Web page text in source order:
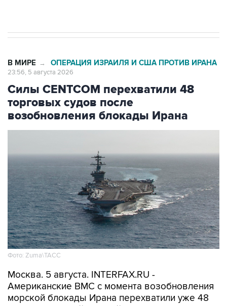
В МИРЕ → ОПЕРАЦИЯ ИЗРАИЛЯ И США ПРОТИВ ИРАНА
23:56, 5 августа 2026
Силы CENTCOM перехватили 48
торговых судов после
возобновления блокады Ирана
Фото: Zuma\ТАСС
Москва. 5 августа. INTERFAX.RU -
Американские ВМС с момента возобновления
морской блокады Ирана перехватили уже 48